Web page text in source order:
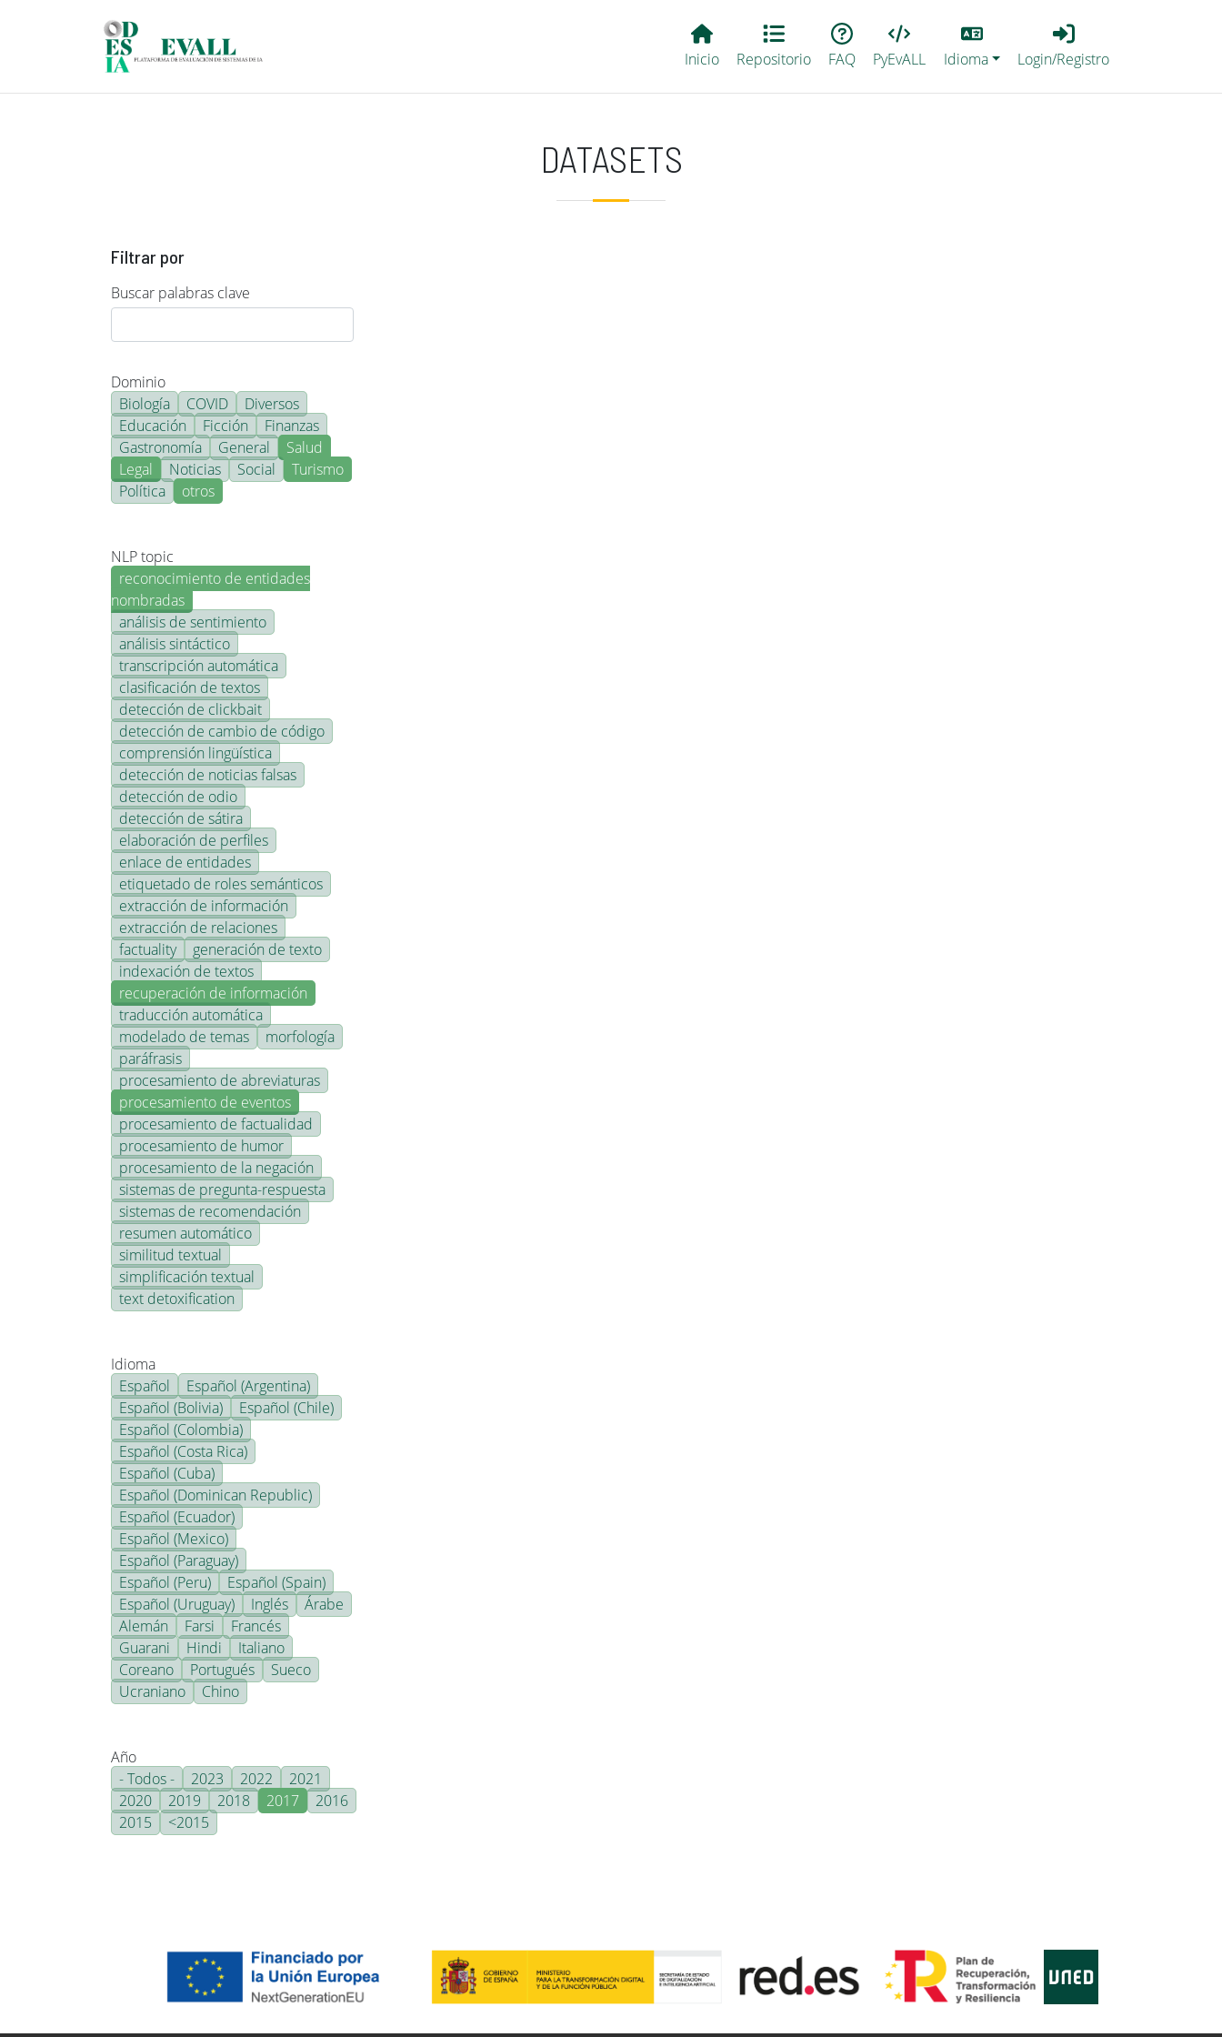
Main EvALL
Inicio Repositorio FAQ PyEvALL
Lang
Idioma
Login_Registro
Login/Registro
DATASETS
Filtrar por
Buscar palabras clave
Dominio
Biología
COVID
Diversos
Educación
Ficción
Finanzas
Gastronomía
General
Salud
Legal
Noticias Social
Turismo
Política
otros
NLP topic
reconocimiento de entidades
nombradas
análisis de sentimiento
análisis sintáctico
transcripción automática
clasificación de textos
detección de clickbait
detección de cambio de código
comprensión lingüística
detección de noticias falsas
detección de odio
detección de sátira
elaboración de perfiles
enlace de entidades
etiquetado de roles semánticos
extracción de información
extracción de relaciones
factuality
generación de texto
indexación de textos
recuperación de información
traducción automática
modelado de temas
morfología
paráfrasis
procesamiento de abreviaturas
procesamiento de eventos
procesamiento de factualidad
procesamiento de humor
procesamiento de la negación
sistemas de pregunta-respuesta
sistemas de recomendación
resumen automático
similitud textual
simplificación textual
text detoxification
Idioma
Español
Español (Argentina)
Español (Bolivia)
Español (Chile)
Español (Colombia)
Español (Costa Rica)
Español (Cuba)
Español (Dominican Republic)
Español (Ecuador)
Español (Mexico)
Español (Paraguay)
Español (Peru)
Español (Spain)
Español (Uruguay)
Inglés
Árabe
Alemán
Farsi
Francés
Guarani
Hindi
Italiano
Coreano
Portugués
Sueco
Ucraniano
Chino
Año
- Todos -
2023 2022
2021
2020
2019 2018 2017
2016
2015
<2015